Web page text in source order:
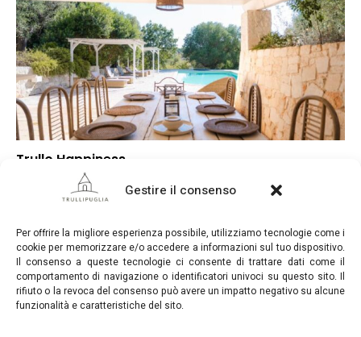
Gestire il consenso
Per offrire la migliore esperienza possibile, utilizziamo tecnologie come i
cookie per memorizzare e/o accedere a informazioni sul tuo dispositivo.
Il consenso a queste tecnologie ci consente di trattare dati come il
comportamento di navigazione o identificatori univoci su questo sito. Il
rifiuto o la revoca del consenso può avere un impatto negativo su alcune
funzionalità e caratteristiche del sito.
Trullo Happiness
Punteggio globale
▼Rapporto qualità/prezzo